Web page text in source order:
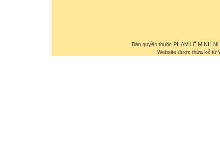
Bản quyền thuộc PHẠM LÊ MINH
Website được thừa kế từ